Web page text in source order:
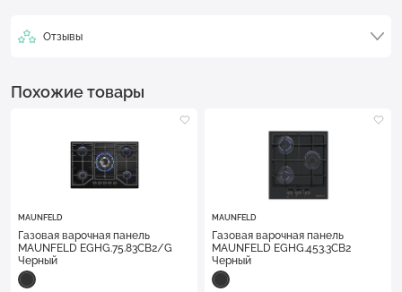
Отзывы
Похожие товары
MAUNFELD
Газовая варочная панель
MAUNFELD EGHG.75.83CB2/G
Черный
MAUNFELD
Газовая варочная панель
MAUNFELD EGHG.453.3CB2
Черный